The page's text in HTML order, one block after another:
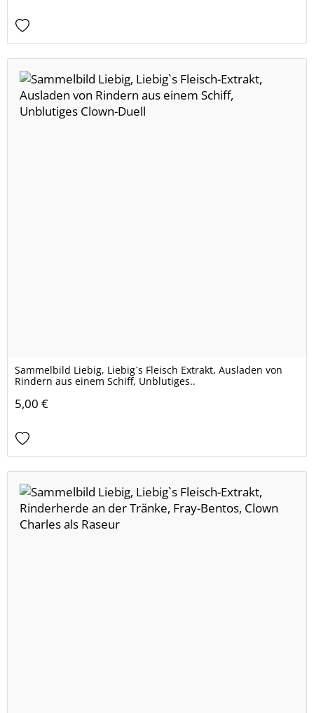
Sammelbild Liebig, Liebig`s Fleisch Extrakt, Ausladen von
Rindern aus einem Schiff, Unblutiges..
5,00 €